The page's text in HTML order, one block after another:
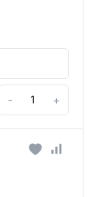
- +